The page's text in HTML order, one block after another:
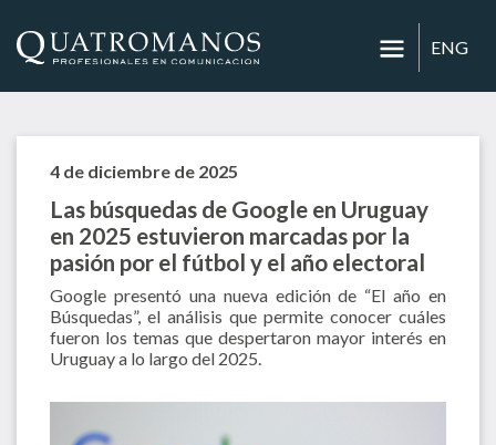
ENG
4 de diciembre de 2025
Las búsquedas de Google en Uruguay
en 2025 estuvieron marcadas por la
pasión por el fútbol y el año electoral
Google presentó una nueva edición de “El año en
Búsquedas”, el análisis que permite conocer cuáles
fueron los temas que despertaron mayor interés en
Uruguay a lo largo del 2025.